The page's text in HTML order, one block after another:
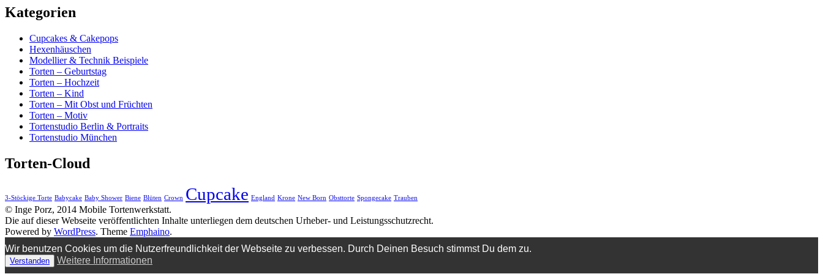
Kategorien
Cupcakes & Cakepops
Hexenhäuschen
Modellier & Technik Beispiele
Torten – Geburtstag
Torten – Hochzeit
Torten – Kind
Torten – Mit Obst und Früchten
Torten – Motiv
Tortenstudio Berlin & Portraits
Tortenstudio München
Torten-Cloud
3-Stöckige Torte Babycake Baby Shower Biene Blüten Crown Cupcake England Krone New Born Obsttorte Spongecake Trauben
© Inge Porz, 2014 Mobile Tortenwerkstatt.
Die auf dieser Webseite veröffentlichten Inhalte unterliegen dem deutschen Urheber- und Leistungsschutzrecht.
Powered by WordPress. Theme Emphaino.
Wir benutzen Cookies um die Nutzerfreundlichkeit der Webseite zu verbessen. Durch Deinen Besuch stimmst Du dem zu.
Verstanden Weitere Informationen